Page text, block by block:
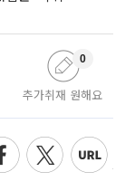
추가취재 원해요
0